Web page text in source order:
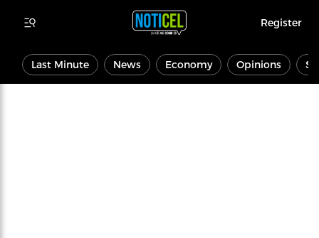
Register
Last Minute News Economy Opinions